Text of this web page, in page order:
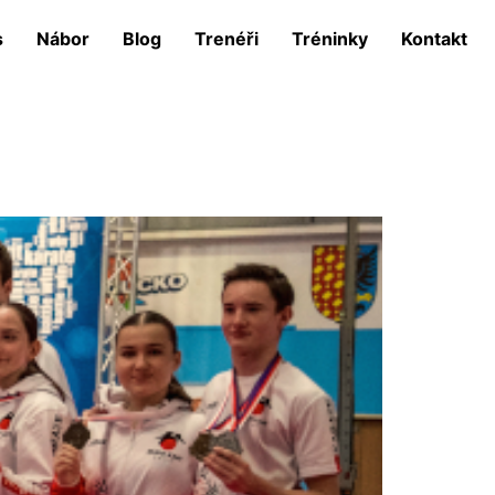
Nábor Blog Trenéři Tréninky Kontakt